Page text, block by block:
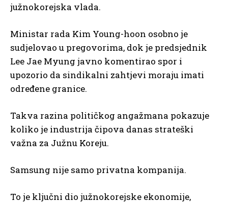
južnokorejska vlada.
Ministar rada Kim Young-hoon osobno je
sudjelovao u pregovorima, dok je predsjednik
Lee Jae Myung javno komentirao spor i
upozorio da sindikalni zahtjevi moraju imati
određene granice.
Takva razina političkog angažmana pokazuje
koliko je industrija čipova danas strateški
važna za Južnu Koreju.
Samsung nije samo privatna kompanija.
To je ključni dio južnokorejske ekonomije,